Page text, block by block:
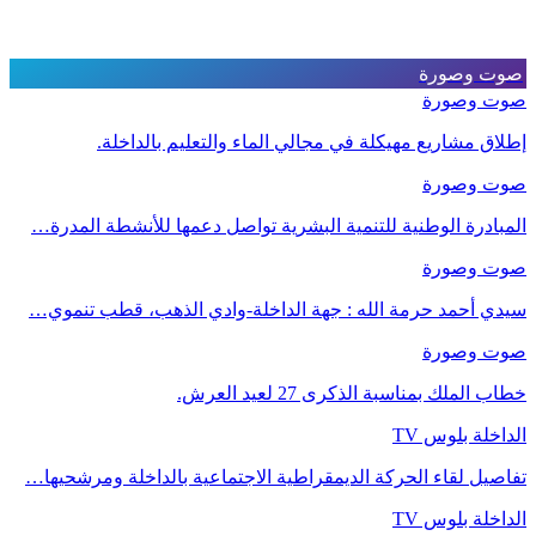
صوت وصورة
صوت وصورة
إطلاق مشاريع مهيكلة في مجالي الماء والتعليم بالداخلة.
صوت وصورة
المبادرة الوطنية للتنمية البشرية تواصل دعمها للأنشطة المدرة…
صوت وصورة
سيدي أحمد حرمة الله : جهة الداخلة-وادي الذهب، قطب تنموي…
صوت وصورة
خطاب الملك بمناسبة الذكرى 27 لعيد العرش.
الداخلة بلوس TV
تفاصيل لقاء الحركة الديمقراطية الاجتماعية بالداخلة ومرشحيها…
الداخلة بلوس TV